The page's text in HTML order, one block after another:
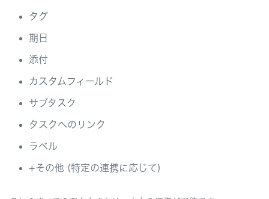
タグ
期日
添付
カスタムフィールド
サブタスク
タスクへのリンク
ラベル
+その他 (特定の連携に応じて)